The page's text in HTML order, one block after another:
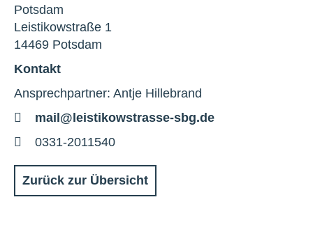
Potsdam
Leistikowstraße 1
14469 Potsdam
Kontakt
Ansprechpartner: Antje Hillebrand
E-
Mail
mail@leistikowstrasse-sbg.de
Telefon
0331-2011540
Zurück zur Übersicht